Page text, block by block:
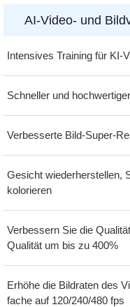
AI-Video- und
Intensives Training für KI-
Schneller und
Verbesserte Bild-Super-
Gesicht wiederherstellen,
kolorieren
Verbessern Sie die
Qualität um bis zu 400%
Erhöhe die Bildraten des
fache auf 120/240/480 fps